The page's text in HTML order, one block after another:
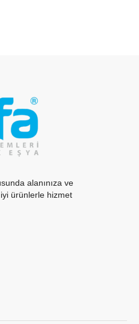
alanınıza ve
ürünlerle hizmet